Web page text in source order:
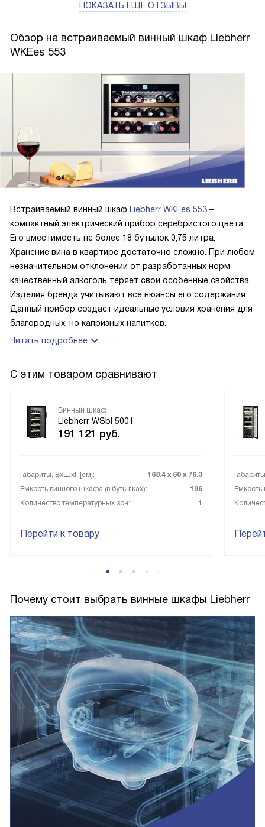
ПОКАЗАТЬ ЕЩЁ ОТЗЫВЫ
Обзор на встраиваемый винный шкаф Liebherr
WKEes 553
Встраиваемый винный шкаф Liebherr WKEes 553 –
компактный электрический прибор серебристого цвета.
Его вместимость не более 18 бутылок 0,75 литра.
Хранение вина в квартире достаточно сложно. При любом
незначительном отклонении от разработанных норм
качественный алкоголь теряет свои особенные свойства.
Изделия бренда учитывают все нюансы его содержания.
Данный прибор создает идеальные условия хранения для
благородных, но капризных напитков.
Читать подробнее
С этим товаром сравнивают
Винный шкаф
Liebherr WSbl 5001
191 121 руб.
Габариты, ВxШxГ [см]:
168.4 х 60 х 76.3
Емкость винного шкафа (в бутылках):
196
Количество температурных зон:
1
Перейти к товару
Емкость
Почему стоит выбрать винные шкафы Liebherr